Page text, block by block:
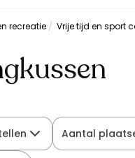
recreatie Vrije tijd en sport
Aantal